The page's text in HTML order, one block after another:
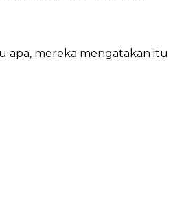
apa, mereka mengatakan itu